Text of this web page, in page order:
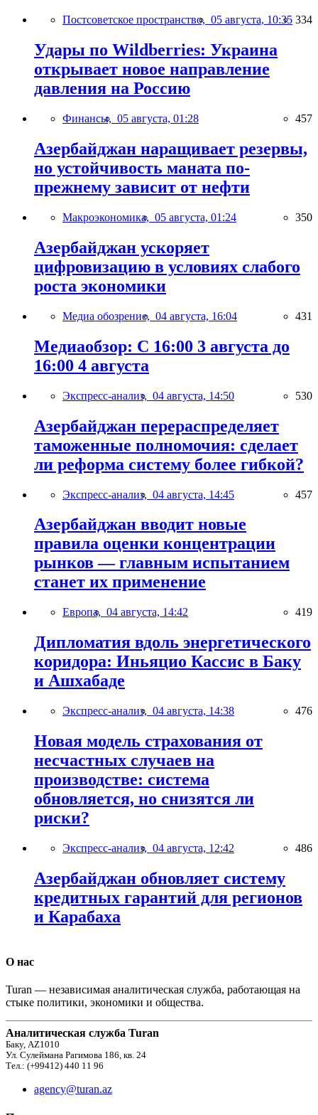
Постсоветское пространство, 05 августа, 10:35 334
Удары по Wildberries: Украина
открывает новое направление
давления на Россию
Финансы, 05 августа, 01:28 457
Азербайджан наращивает резервы,
но устойчивость маната по-
прежнему зависит от нефти
Макроэкономика, 05 августа, 01:24 350
Азербайджан ускоряет
цифровизацию в условиях слабого
роста экономики
Медиа обозрение, 04 августа, 16:04 431
Медиаобзор: С 16:00 3 августа до
16:00 4 августа
Экспресс-анализ, 04 августа, 14:50 530
Азербайджан перераспределяет
таможенные полномочия: сделает
ли реформа систему более гибкой?
Экспресс-анализ, 04 августа, 14:45 457
Азербайджан вводит новые
правила оценки концентрации
рынков — главным испытанием
станет их применение
Европа, 04 августа, 14:42 419
Дипломатия вдоль энергетического
коридора: Иньяцио Кассис в Баку
и Ашхабаде
Экспресс-анализ, 04 августа, 14:38 476
Новая модель страхования от
несчастных случаев на
производстве: система
обновляется, но снизятся ли
риски?
Экспресс-анализ, 04 августа, 12:42 486
Азербайджан обновляет систему
кредитных гарантий для регионов
и Карабаха
О нас
Turan — независимая аналитическая служба, работающая на
стыке политики, экономики и общества.
Аналитическая служба Turan
Баку, AZ1010
Ул. Сулеймана Рагимова 186, кв. 24
Тел.: (+99412) 440 11 96
agency@turan.az